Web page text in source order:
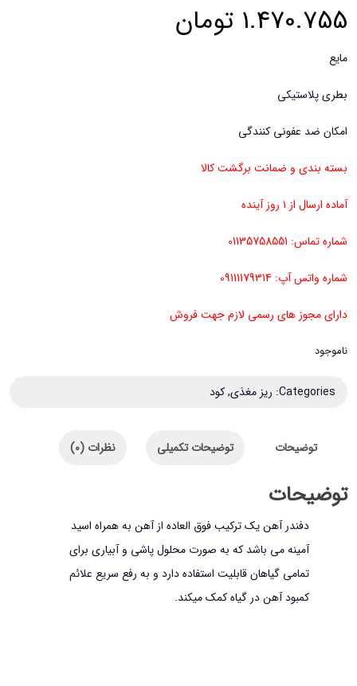
1.470.755 تومان
مایع
بطری پلاستیکی
امکان ضد عفونی کنندگی
بسته بندی و ضمانت برگشت کالا
آماده ارسال از ۱ روز آینده
شماره تماس: 01135758551
شماره واتس آپ: 09111179314
دارای مجوز های رسمی لازم جهت فروش
ناموجود
Categories: ریز مغذی,کود
توضیحات توضیحات تکمیلی نظرات (0)
توضیحات
دفندر آهن یک ترکیب فوق العاده از آهن به همراه اسید
آمینه می باشد که به صورت محلول پاشی و آبیاری برای
تمامی گیاهان قابلیت استفاده دارد و به رفع سریع علائم
کمبود آهن در گیاه کمک میکند.